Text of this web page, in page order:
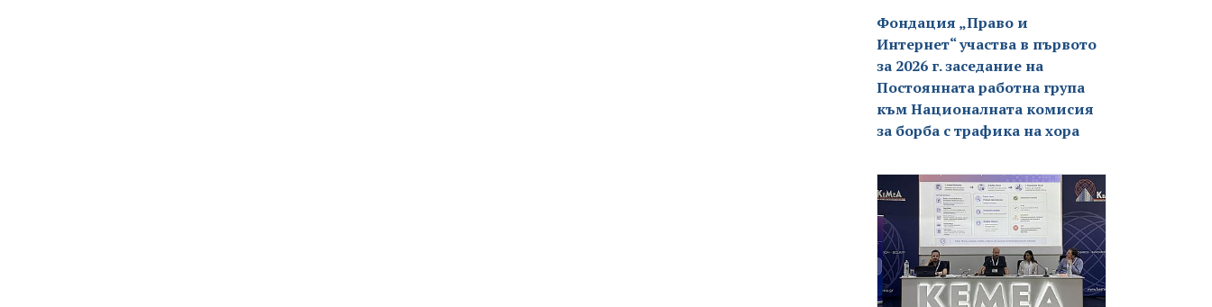
Фондация „Право и
Интернет“ участва в първото
за 2026 г. заседание на
Постоянната работна група
към Националната комисия
за борба с трафика на хора